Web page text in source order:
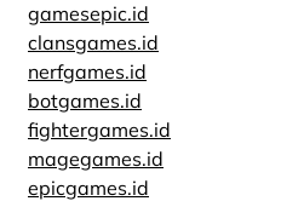
gamesepic.id
clansgames.id
nerfgames.id
botgames.id
fightergames.id
magegames.id
epicgames.id